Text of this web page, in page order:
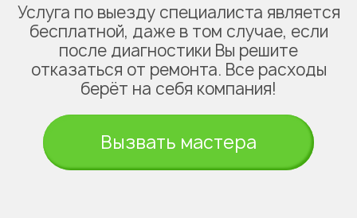
Услуга по выезду специалиста является
бесплатной, даже в том случае, если
после диагностики Вы решите
отказаться от ремонта. Все расходы
берёт на себя компания!
Вызвать мастера